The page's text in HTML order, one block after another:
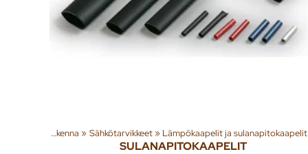
Rakenna ‪» Sähkötarvikkeet‪» Lämpökaapelit ja sulanapitokaapelit
SULANAPITOKAAPELIT